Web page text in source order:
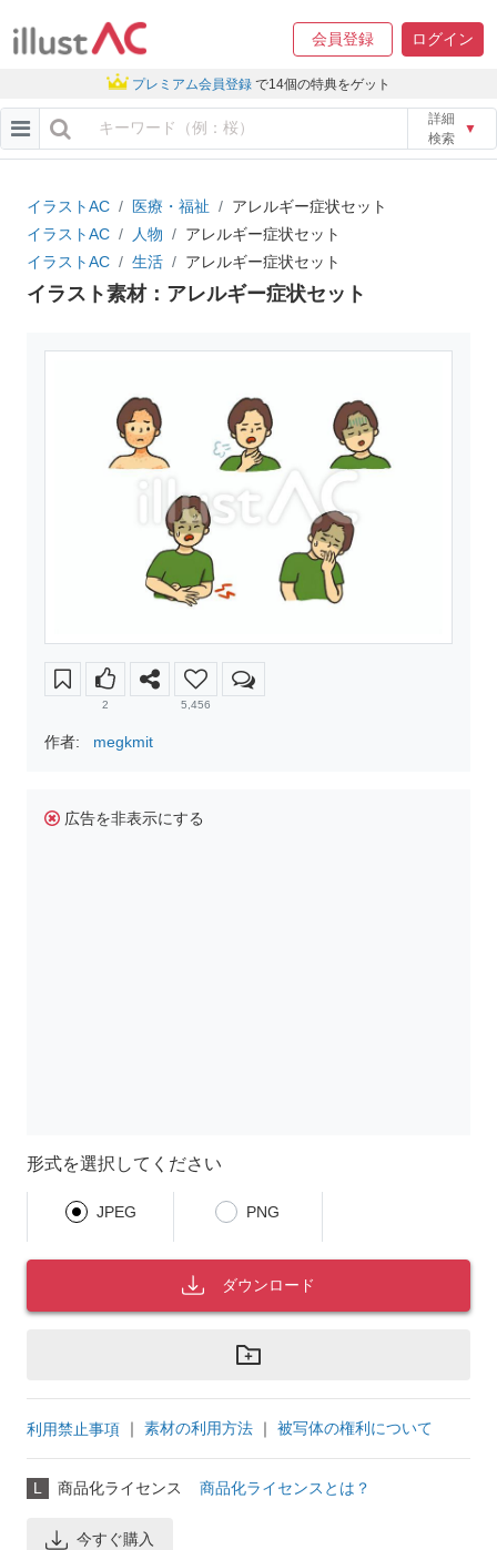
会員登録 ログイン
プレミアム会員登録 で14個の特典をゲット
詳細
検索
▼
イラストAC 医療・福祉
アレルギー症状セット
イラストAC
人物
アレルギー症状セット
イラストAC
生活 アレルギー症状セット
イラスト素材：アレルギー症状セット
2 5,456
作者: megkmit
広告を非表示にする
形式を選択してください
JPEG PNG
ダウンロード
利用禁止事項 ｜ 素材の利用方法 ｜ 被写体の権利について
L 商品化ライセンス 商品化ライセンスとは？
今すぐ購入